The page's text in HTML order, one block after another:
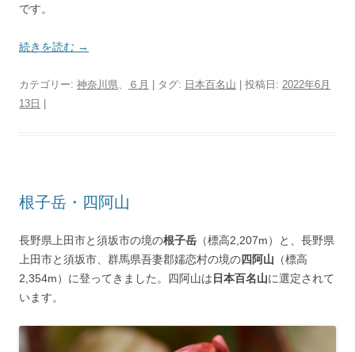
です。
続きを読む →
カテゴリー: 神奈川県 ６月 | タグ: 日本百名山 | 投稿日: 2022年6月
13日 |
根子岳・四阿山
長野県上田市と須坂市の境の根子岳 （標高2,207m）と、長野県
上田市と須坂市、群馬県吾妻郡嬬恋村の境の四阿山 （標高
2,354m）に登ってきました。四阿山は 日本百名山に選定されて
います。